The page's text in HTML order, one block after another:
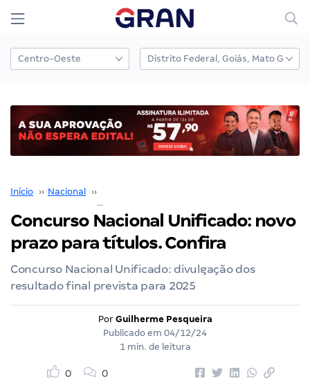
Início ›› Nacional ››
Concurso Nacional Unificado: novo
prazo para títulos. Confira
Concurso Nacional Unificado: divulgação dos
resultado final prevista para 2025
Por Guilherme Pesqueira
Publicado em 04/12/24
1 min. de leitura
0 0